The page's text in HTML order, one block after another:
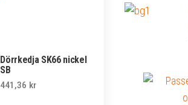
Dörrkedja SK66 nickel
SB
441,36 kr